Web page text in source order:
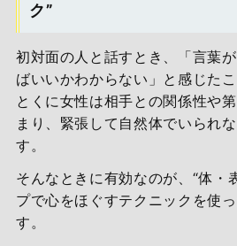
ク”
初対面の人と話すとき、「言葉
ばいいかわからない」と感じた
とくに女性は相手との関係性や
まり、緊張して自然体でいられ
す。
そんなときに有効なのが、“体・
プで心をほぐすテクニックを使
す。